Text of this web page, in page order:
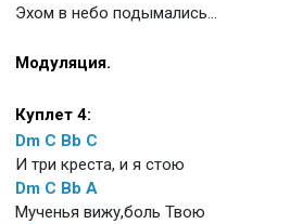
Эхом в небо подымались...
Модуляция.
Куплет 4:
Dm C Bb C
И три креста, и я стою
Dm C Bb A
Мученья вижу,боль Твою